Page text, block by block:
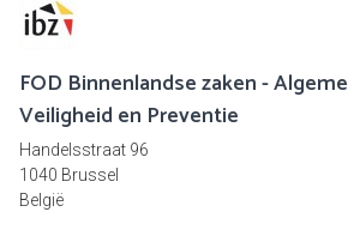
FOD Binnenlandse zaken -
Veiligheid en Preventie
Handelsstraat 96
1040 Brussel
België